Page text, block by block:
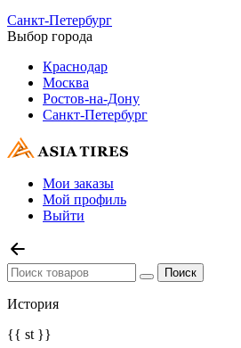
Санкт-Петербург
Выбор города
Краснодар
Москва
Ростов-на-Дону
Санкт-Петербург
Мои заказы
Мой профиль
Выйти
История
{{ st }}